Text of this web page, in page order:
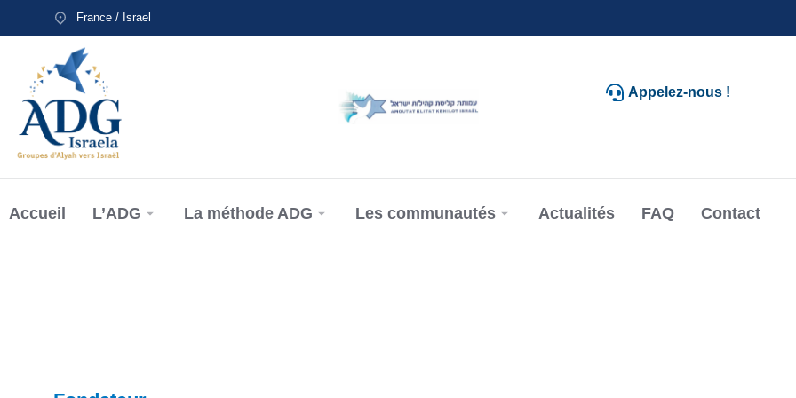
France / Israel
Appelez-nous !
Accueil L’ADG La méthode ADG Les communautés Actualités FAQ Contact